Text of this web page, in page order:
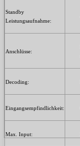
Standby
Leistungsaufnahme:
Anschlüsse:
Decoding:
Eingangsempfindlichkeit:
Max. Input: